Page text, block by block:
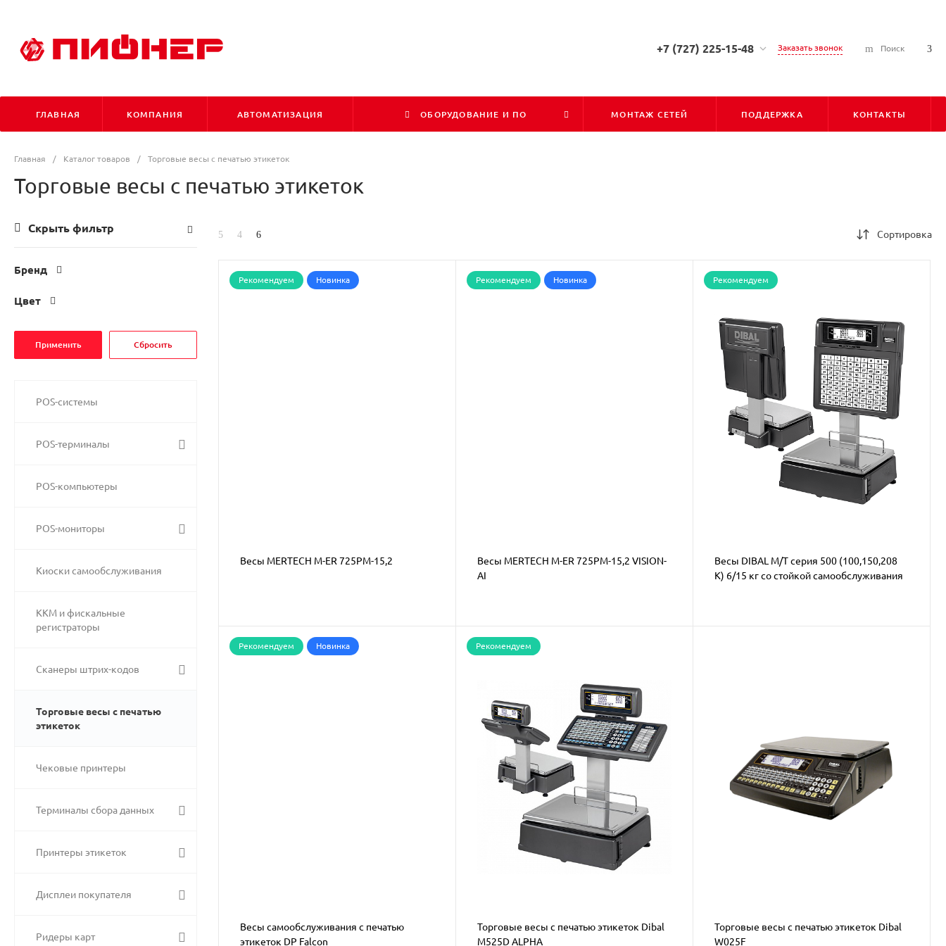
+7 (727) 225-15-48
г. Алматы, ул. Сарсена
astana@pioner.kz
Заказать звонок Поиск
ГЛАВНАЯ КОМПАНИЯ АВТОМАТИЗАЦИЯ ОБОРУДОВАНИЕ И ПО МОНТАЖ СЕТЕЙ ПОДДЕРЖКА КОНТАКТЫ
Главная / Каталог товаров / Торговые весы с печатью этикеток
Торговые весы с печатью этикеток
Скрыть фильтр
Бренд
Цвет
POS-системы
POS-терминалы
POS-компьютеры
POS-мониторы
Киоски самообслуживания
ККМ и фискальные
регистраторы
Сканеры штрих-кодов
Торговые весы с печатью
этикеток
Чековые принтеры
Терминалы сбора данных
Принтеры этикеток
Дисплеи покупателя
Ридеры карт
Сортировка
Рекомендуем Новинка
Весы MERTECH M-ER 725PM-15,2
Рекомендуем Новинка
Весы MERTECH M-ER 725PM-15,2 VISION-
AI
Рекомендуем
Весы DIBAL M/T серия 500 (100,150,208
K) 6/15 кг со стойкой самообслуживания
Рекомендуем Новинка
Весы самообслуживания с печатью
этикеток DP Falcon
Рекомендуем
Торговые весы с печатью этикеток Dibal
M525D ALPHA
Торговые весы с печатью этикеток Dibal
W025F